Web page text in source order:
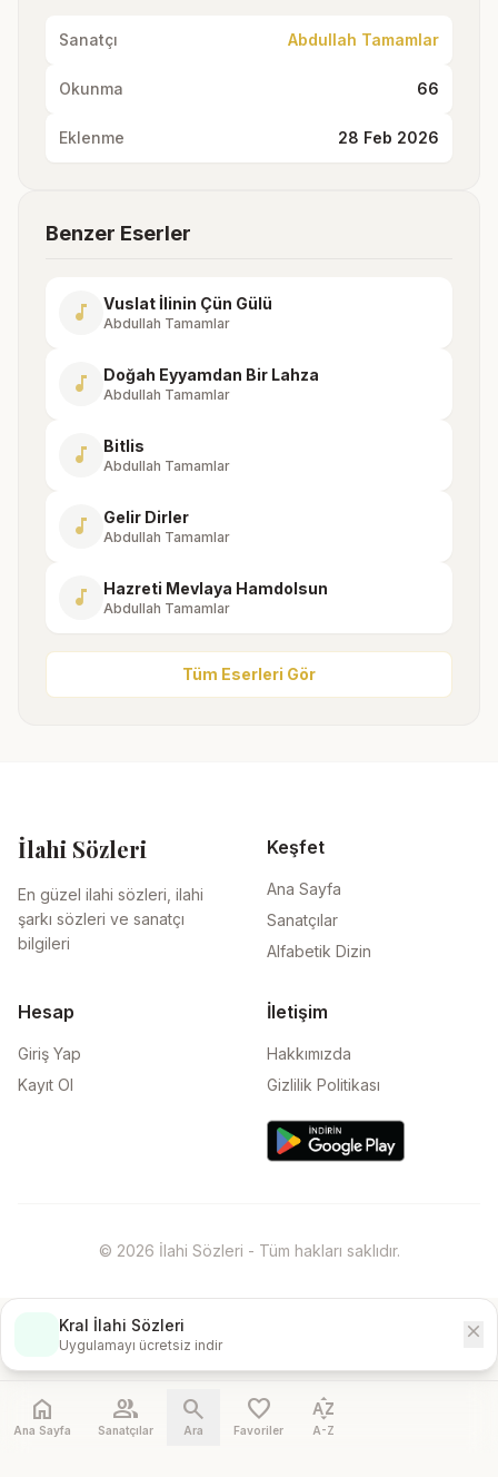
Sanatçı Abdullah Tamamlar
Okunma 66
Eklenme 28 Feb 2026
Benzer Eserler
music_note Vuslat İlinin Çün Gülü
Abdullah Tamamlar
music_note Doğah Eyyamdan Bir Lahza
Abdullah Tamamlar
music_note Bitlis
Abdullah Tamamlar
music_note Gelir Dirler
Abdullah Tamamlar
music_note Hazreti Mevlaya Hamdolsun
Abdullah Tamamlar
Tüm Eserleri Gör
İlahi Sözleri
En güzel ilahi sözleri, ilahi
şarkı sözleri ve sanatçı
bilgileri
Keşfet
Ana Sayfa
Sanatçılar
Alfabetik Dizin
Hesap
Giriş Yap
Kayıt Ol
İletişim
Hakkımızda
Gizlilik Politikası
© 2026 İlahi Sözleri - Tüm hakları saklıdır.
Kral İlahi Sözleri
Uygulamayı ücretsiz indir
close
home
Ana Sayfa
people
Sanatçılar
search
Ara
favorite
Favoriler
sort_by_alpha
A-Z